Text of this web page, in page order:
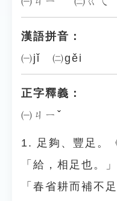
漢語拼音：
㈠jǐ ㈡gěi
正字釋義：
㈠ㄐㄧˇ
1. 足夠、豐足。
「給，相足也。
「春省耕而補不